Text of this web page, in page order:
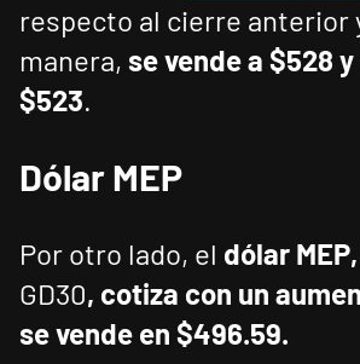
respecto al cierre anterior
manera, se vende a $528 y
$523.
Dólar MEP
Por otro lado, el dólar MEP,
GD30, cotiza con un
se vende en $496.59.